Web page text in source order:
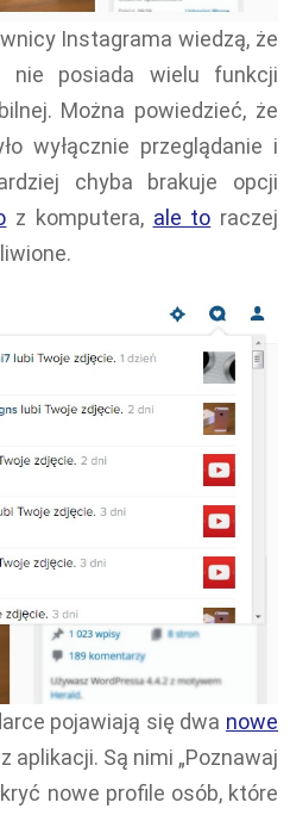
Instagrama wiedzą, że
nie posiada wielu funkcji
Można powiedzieć, że
wyłącznie przeglądanie i
chyba brakuje opcji
z komputera, ale to raczej
pojawiają się dwa nowe
aplikacji. Są nimi „Poznawaj
nowe profile osób, które